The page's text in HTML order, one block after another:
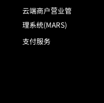
云端商户营业管
理系统(MARS)
支付服务